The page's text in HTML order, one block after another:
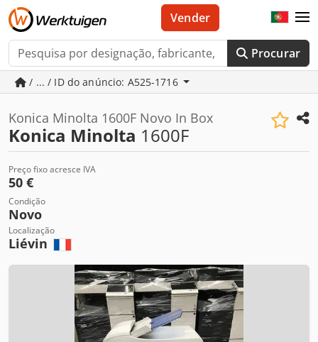
Procurar
Vender
/ ... / ID do anúncio: A525-1716
Konica Minolta 1600F Novo In Box
Konica Minolta 1600F
Preço fixo acresce IVA
50 €
Condição
Novo
Localização
Liévin